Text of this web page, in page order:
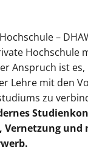
–
Hochschule
Anspruch ist
Lehre mit den
zu
Vernetzung und